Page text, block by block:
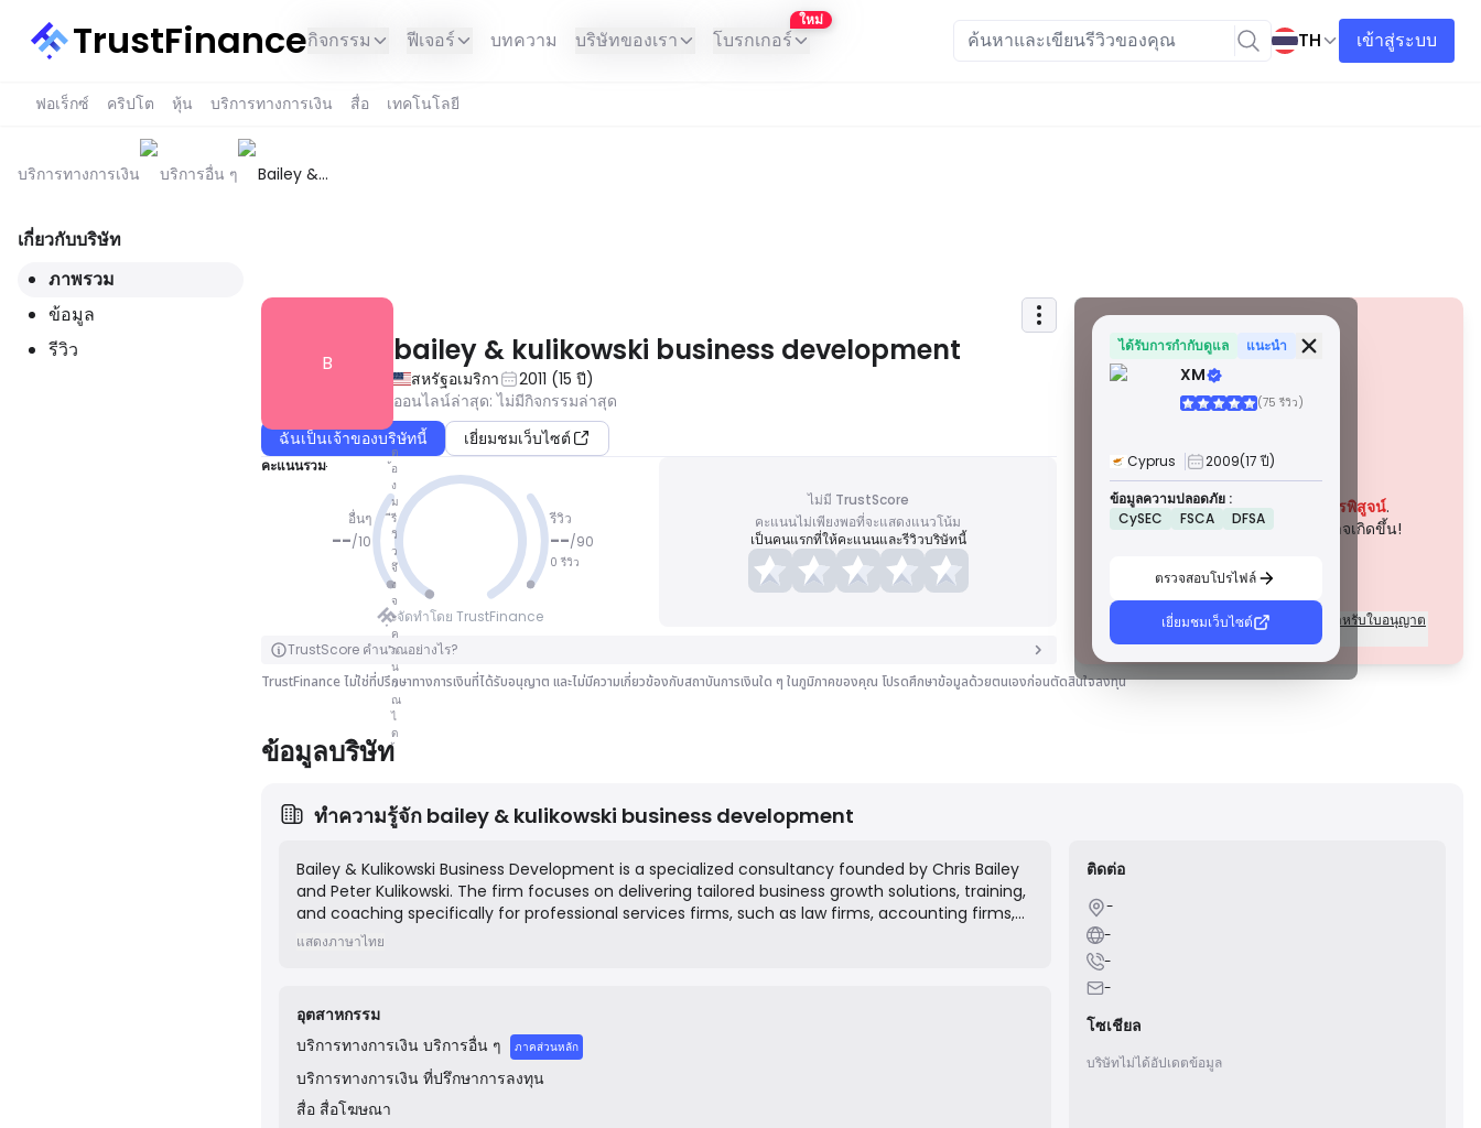
TrustFinanceกิจกรรม ฟีเจอร์ บทความ บริษัทของเรา
ใหม่
โบรกเกอร์ TH เข้าสู่ระบบ
ฟอเร็กซ์ คริปโต หุ้น บริการทางการเงิน สื่อ เทคโนโลยี
บริการทางการเงิน บริการอื่น ๆ
Bailey &
เกี่ยวกับบริษัท
ภาพรวม
ข้อมูล
รีวิว
B bailey & kulikowski business development
สหรัฐอเมริกา 2011 (15 ปี)
ออนไลน์ล่าสุด: ไม่มีกิจกรรมล่าสุด
ฉันเป็นเจ้าของบริษัทนี้
เยี่ยมชมเว็บไซต์
คะแนนรวม
อื่นๆ
--/10
ต
้อ
ง
ม
ีรี
วิ
ว
จึ
ง
จ
ะ
ค
ำ
น
ว
ณ
ไ
ด
้
ไม่มีคะแน
น
คลิกเพื่อพลิก
รีวิว
--/90
0 รีวิว
จัดทำโดย TrustFinance
ไม่มี TrustScore
คะแนนไม่เพียงพอที่จะแสดงแนวโน้ม
เป็นคนแรกที่ให้คะแนนและรีวิวบริษัทนี้
TrustScore คำนวณอย่างไร?
ได้รับการกำกับดูแล แนะนำ
XM
(75 รีวิว)
Cyprus 2009(17 ปี)
ข้อมูลความปลอดภัย :
CySEC
FSCA DFSA
ตรวจสอบโปรไฟล์
เยี่ยมชมเว็บไซต์
ข้อมูลความปลอดภัย
คำเตือน
ปัจจุบันบริษัทนี้ ยังไม่ได้รับการพิสูจน์.
โปรดระมัดระวังความเสี่ยงที่อาจเกิดขึ้น!
ความแตกต่างของระเบียบข้อบังคับสำหรับใบอนุญาต
ใบอนุญาต
ออกโดยหน่วยงานกำกับดูแลที่มีชื่อเสียงระดับโลก ใบอนุญาต
ตรวจสอบเป็นประจำ การระงับข้อพิพาท และการปฏิบัติตาม
มาตรฐาน AML/CTF ช่วยเพิ่มความปลอดภัยยิ่งขึ้น
ใบอนุญาตประเภท B
ได้รับอนุญาตจากหน่วยงานกำกับดูแลระดับภูมิภาคที่ได้รับการ
ยอมรับ ใบอนุญาตเหล่านี้มีมาตรการความปลอดภัยที่แข็งแกร่ง
ชดเชย แม้ว่าจะเข้มงวดน้อยกว่าระดับ 1 เล็กน้อย แต่ก็ให้การ
ใบอนุญาตประเภท C
ออกโดยหน่วยงานกำกับดูแลในตลาดเกิดใหม่ ใบอนุญาตเหล่า
นี้ให้การคุ้มครองขั้นพื้นฐาน เช่น ข้อกำหนดเงินทุนขั้นต่ำและ
นโยบาย AML การกำกับดูแลมีความเข้มงวดน้อยกว่า ดังนั้นผู้
ค้าควรใช้ความระมัดระวังและตรวจสอบมาตรการความ
TrustFinance ไม่ใช่ที่ปรึกษาทางการเงินที่ได้รับอนุญาต และไม่มีความเกี่ยวข้องกับสถาบันการเงินใด ๆ ในภูมิภาคของคุณ โปรดศึกษาข้อมูลด้วยตนเองก่อนตัดสินใจลงทุน
ข้อมูลบริษัท
ทำความรู้จัก bailey & kulikowski business development
Bailey & Kulikowski Business Development is a specialized consultancy founded by Chris Bailey
and Peter Kulikowski. The firm focuses on delivering tailored business growth solutions, training,
and coaching specifically for professional services firms, such as law firms, accounting firms,
and consulting practices. Their mission is to help these organizations enhance their business
แสดงภาษาไทย
อุตสาหกรรม
บริการทางการเงิน บริการอื่น ๆ ภาคส่วนหลัก
บริการทางการเงิน ที่ปรึกษาการลงทุน
สื่อ สื่อโฆษณา
ติดต่อ
-
-
-
-
โซเชียล
บริษัทไม่ได้อัปเดตข้อมูล